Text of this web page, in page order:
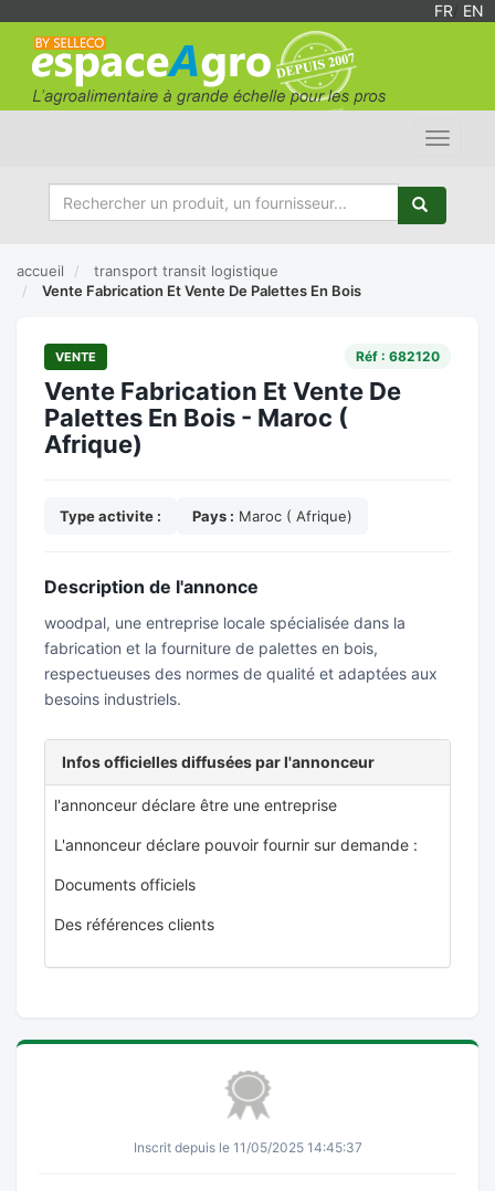
FR EN
Toggle
accueil
transport transit logistique
Vente Fabrication Et Vente De Palettes En Bois
VENTE Réf : 682120
Vente Fabrication Et Vente De
Palettes En Bois - Maroc (
Afrique)
Type activite : Pays : Maroc ( Afrique)
Description de l'annonce
woodpal, une entreprise locale spécialisée dans la
fabrication et la fourniture de palettes en bois,
respectueuses des normes de qualité et adaptées aux
besoins industriels.
Infos officielles diffusées par l'annonceur
l'annonceur déclare être une entreprise
L'annonceur déclare pouvoir fournir sur demande :
Documents officiels
Des références clients
Inscrit depuis le 11/05/2025 14:45:37